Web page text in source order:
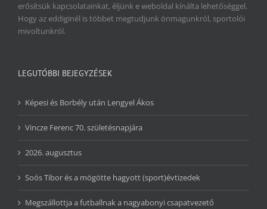
erősítsük kapcsolatainkat, éljünk e weboldal kínálta lehetőséggel.
Hogy az eddiginél is többet megtudjunk önmagunkról, sportolói
mivoltunkról.
LEGUTÓBBI BEJEGYZÉSEK
Képesi és Borbély után Lengyel Ákos
Vincze Ferenc 70. születésnapjára
2026. augusztus
Soós Tibor és a mögötte hagyott (sport)évtizedek
Megszállottja a futballnak a nagyabonyi csapatvezető